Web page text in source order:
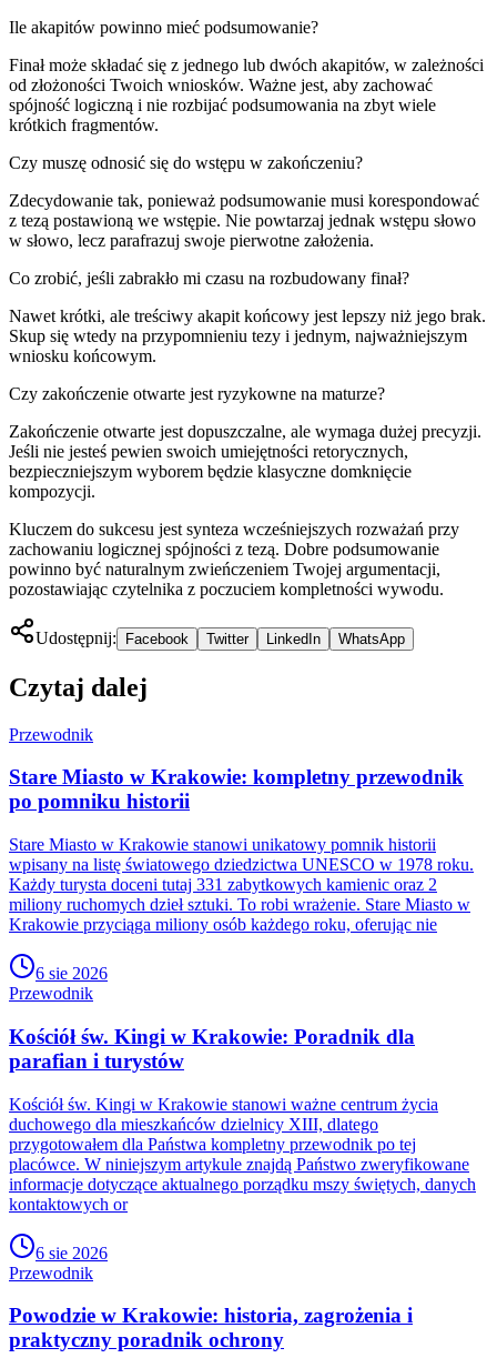
Ile akapitów powinno mieć podsumowanie?
Finał może składać się z jednego lub dwóch akapitów, w zależności
od złożoności Twoich wniosków. Ważne jest, aby zachować
spójność logiczną i nie rozbijać podsumowania na zbyt wiele
krótkich fragmentów.
Czy muszę odnosić się do wstępu w zakończeniu?
Zdecydowanie tak, ponieważ podsumowanie musi korespondować
z tezą postawioną we wstępie. Nie powtarzaj jednak wstępu słowo
w słowo, lecz parafrazuj swoje pierwotne założenia.
Co zrobić, jeśli zabrakło mi czasu na rozbudowany finał?
Nawet krótki, ale treściwy akapit końcowy jest lepszy niż jego brak.
Skup się wtedy na przypomnieniu tezy i jednym, najważniejszym
wniosku końcowym.
Czy zakończenie otwarte jest ryzykowne na maturze?
Zakończenie otwarte jest dopuszczalne, ale wymaga dużej precyzji.
Jeśli nie jesteś pewien swoich umiejętności retorycznych,
bezpieczniejszym wyborem będzie klasyczne domknięcie
kompozycji.
Kluczem do sukcesu jest synteza wcześniejszych rozważań przy
zachowaniu logicznej spójności z tezą. Dobre podsumowanie
powinno być naturalnym zwieńczeniem Twojej argumentacji,
pozostawiając czytelnika z poczuciem kompletności wywodu.
Udostępnij: Facebook Twitter LinkedIn WhatsApp
Czytaj dalej
Przewodnik
Stare Miasto w Krakowie: kompletny przewodnik
po pomniku historii
Stare Miasto w Krakowie stanowi unikatowy pomnik historii
wpisany na listę światowego dziedzictwa UNESCO w 1978 roku.
Każdy turysta doceni tutaj 331 zabytkowych kamienic oraz 2
miliony ruchomych dzieł sztuki. To robi wrażenie. Stare Miasto w
Krakowie przyciąga miliony osób każdego roku, oferując nie
6 sie 2026
Przewodnik
Kościół św. Kingi w Krakowie: Poradnik dla
parafian i turystów
Kościół św. Kingi w Krakowie stanowi ważne centrum życia
duchowego dla mieszkańców dzielnicy XIII, dlatego
przygotowałem dla Państwa kompletny przewodnik po tej
placówce. W niniejszym artykule znajdą Państwo zweryfikowane
informacje dotyczące aktualnego porządku mszy świętych, danych
kontaktowych or
6 sie 2026
Przewodnik
Powodzie w Krakowie: historia, zagrożenia i
praktyczny poradnik ochrony